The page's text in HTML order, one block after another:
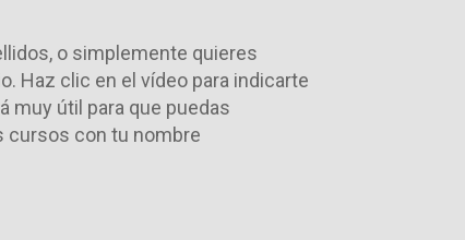
o simplemente quieres
Haz clic en el vídeo para indicarte
muy útil para que puedas
cursos con tu nombre